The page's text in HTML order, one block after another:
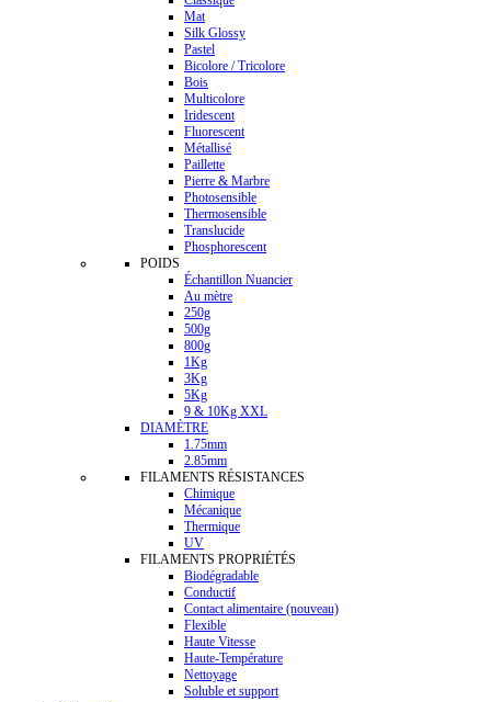
Mat
Silk Glossy
Pastel
Bicolore / Tricolore
Bois
Multicolore
Iridescent
Fluorescent
Métallisé
Paillette
Pierre & Marbre
Photosensible
Thermosensible
Translucide
Phosphorescent
POIDS
Échantillon Nuancier
Au mètre
250g
500g
800g
1Kg
3Kg
5Kg
9 & 10Kg XXL
DIAMÈTRE
1.75mm
2.85mm
FILAMENTS RÉSISTANCES
Chimique
Mécanique
Thermique
UV
FILAMENTS PROPRIÉTÉS
Biodégradable
Conductif
Contact alimentaire (nouveau)
Flexible
Haute Vitesse
Haute-Température
Nettoyage
Soluble et support